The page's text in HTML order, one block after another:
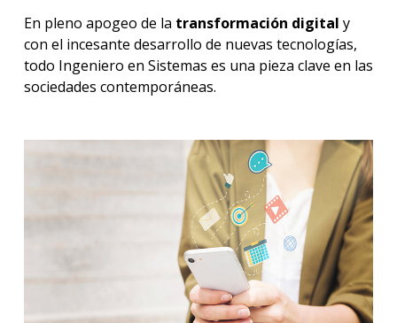
En pleno apogeo de la transformación digital y
con el incesante desarrollo de nuevas tecnologías,
todo Ingeniero en Sistemas es una pieza clave en las
sociedades contemporáneas.